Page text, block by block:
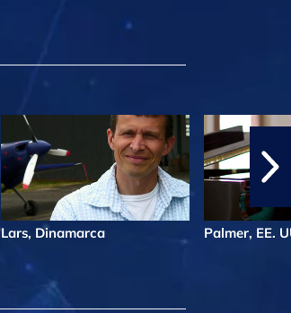
Lars, Dinamarca Palmer, EE.